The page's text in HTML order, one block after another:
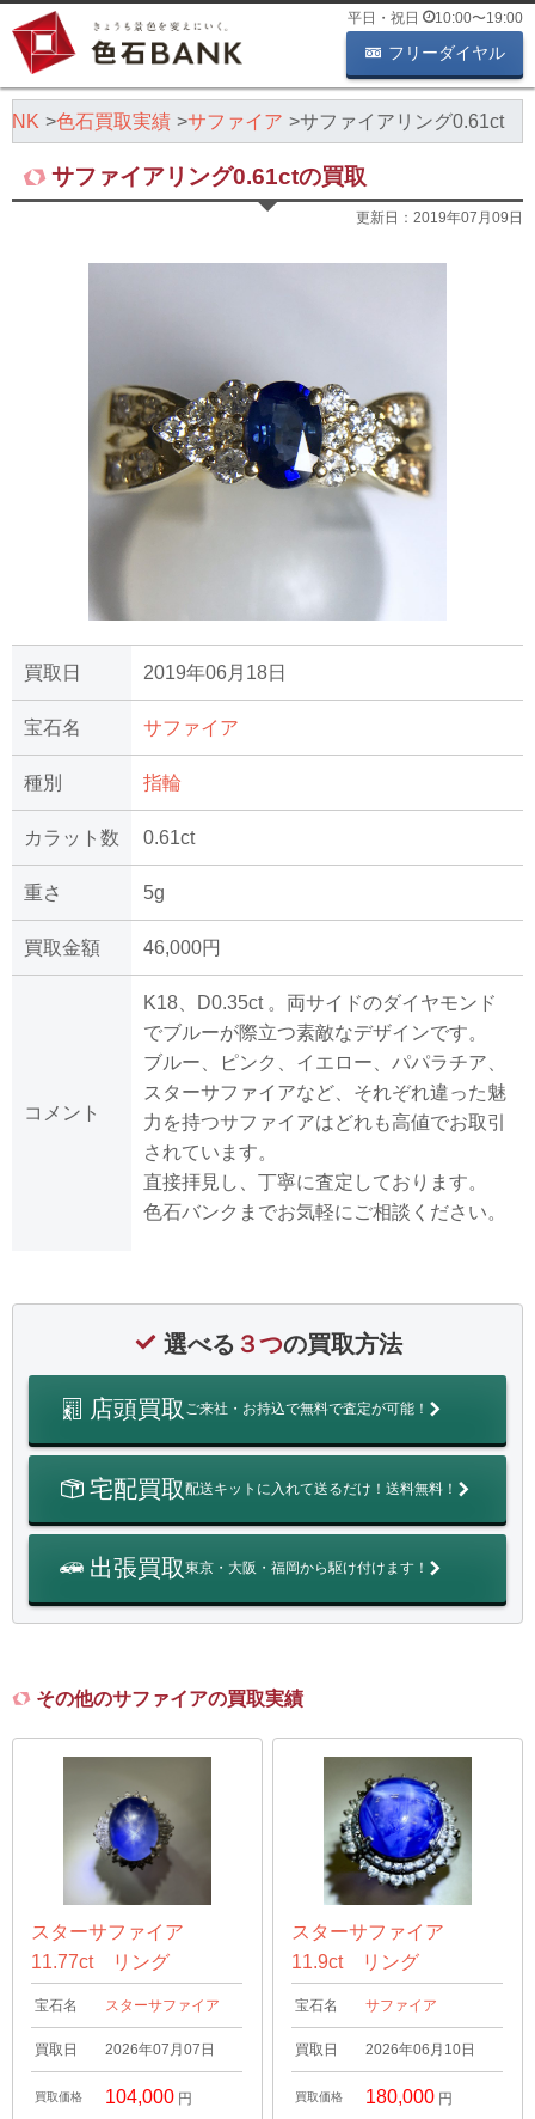
平日・祝日 10:00〜19:00
フリーダイヤル
色石買取実績 サファイア サファイアリング0.61ct
サファイアリング0.61ctの買取
更新日： 2019年07月09日
買取日 2019年06月18日
宝石名 サファイア
種別 指輪
カラット数 0.61ct
重さ 5g
買取金額 46,000円
コメント
K18、D0.35ct 。両サイドのダイヤモンド
でブルーが際立つ素敵なデザインです。
ブルー、ピンク、イエロー、パパラチア、
スターサファイアなど、それぞれ違った魅
力を持つサファイアはどれも高値でお取引
されています。
直接拝見し、丁寧に査定しております。
色石バンクまでお気軽にご相談ください。
選べる ３つの買取方法
店頭買取 ご来社・お持込で無料で査定が可能！
宅配買取配送キットに入れて送るだけ！送料無料！
出張買取東京・大阪・福岡から駆け付けます！
その他のサファイアの買取実績
スターサファイア
11.77ct リング
宝石名 スターサファイア
買取日 2026年07月07日
買取価格 104,000 円
スターサファイア
11.9ct リング
宝石名 サファイア
買取日 2026年06月10日
買取価格 180,000 円